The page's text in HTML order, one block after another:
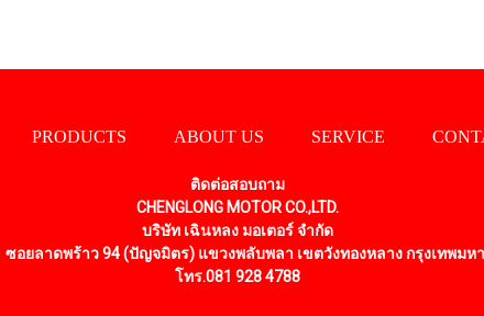
PRODUCTS ABOUT US SERVICE
ติดต่อสอบถาม
CHENGLONG MOTOR CO.,LTD.
บริษัท เฉินหลง มอเตอร์ จำกัด
ซอยลาดพร้าว 94 (ปัญจมิตร) แขวงพลับพลา เขตวังทองหลาง กรุงเทพมห
โทร.081 928 4788